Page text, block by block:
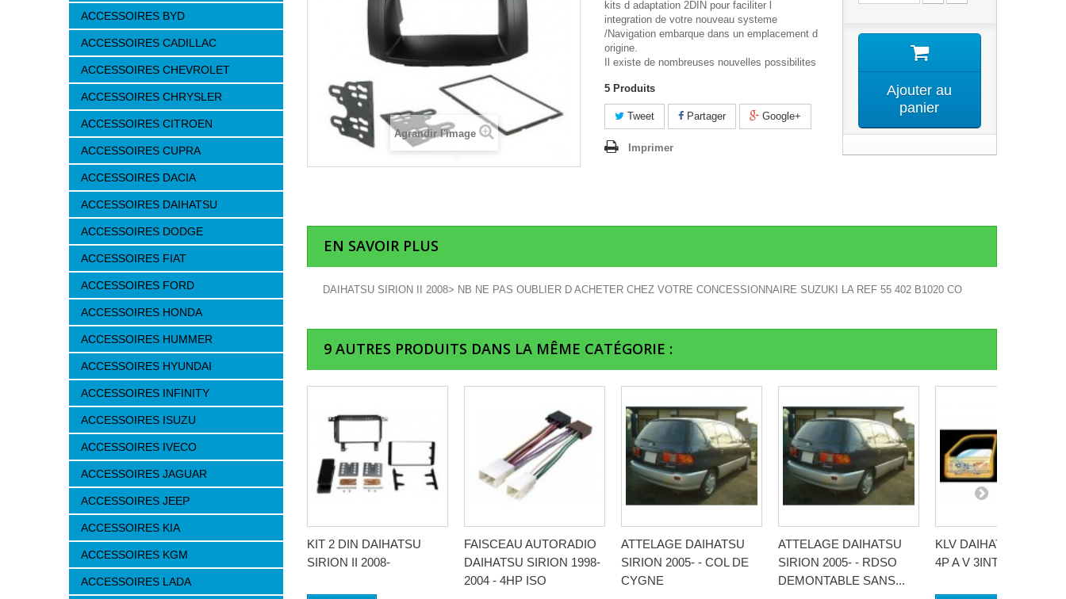
ACCESSOIRES BYD
ACCESSOIRES CADILLAC
ACCESSOIRES CHEVROLET
ACCESSOIRES CHRYSLER
ACCESSOIRES CITROEN
ACCESSOIRES CUPRA
ACCESSOIRES DACIA
ACCESSOIRES DAIHATSU
ACCESSOIRES DODGE
ACCESSOIRES FIAT
ACCESSOIRES FORD
ACCESSOIRES HONDA
ACCESSOIRES HUMMER
ACCESSOIRES HYUNDAI
ACCESSOIRES INFINITY
ACCESSOIRES ISUZU
ACCESSOIRES IVECO
ACCESSOIRES JAGUAR
ACCESSOIRES JEEP
ACCESSOIRES KIA
ACCESSOIRES KGM
ACCESSOIRES LADA
Agrandir l'image
kits d adaptation 2DIN pour faciliter l
integration de votre nouveau systeme
/Navigation embarque dans un emplacement d
origine.
Il existe de nombreuses nouvelles possibilites
5 Produits
Tweet Partager Google+
Imprimer
Ajouter au
panier
EN SAVOIR PLUS
DAIHATSU SIRION II 2008> NB NE PAS OUBLIER D ACHETER CHEZ VOTRE CONCESSIONNAIRE SUZUKI LA REF 55 402 B1020 CO
9 AUTRES PRODUITS DANS LA MÊME CATÉGORIE :
KIT 2 DIN DAIHATSU
SIRION II 2008-
FAISCEAU AUTORADIO
DAIHATSU SIRION 1998-
2004 - 4HP ISO
ATTELAGE DAIHATSU
SIRION 2005- - COL DE
CYGNE
ATTELAGE DAIHATSU
SIRION 2005- - RDSO
DEMONTABLE SANS...
KLV DAIHATSU SIRION
4P A V 3INTER UNIV